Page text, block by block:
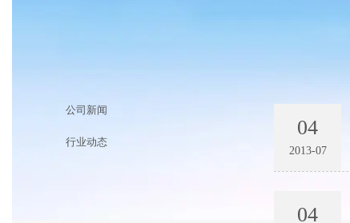
公司新闻
行业动态
04
2013-07
04